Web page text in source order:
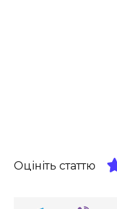
Оцініть статтю